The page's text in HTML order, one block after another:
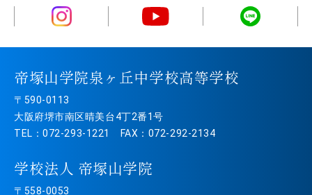
帝塚山学院泉ヶ丘中学校高等学校
〒590-0113
大阪府堺市南区晴美台4丁2番1号
TEL：072-293-1221 FAX：072-292-2134
学校法人 帝塚山学院
〒558-0053